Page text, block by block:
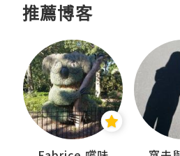
推薦博客